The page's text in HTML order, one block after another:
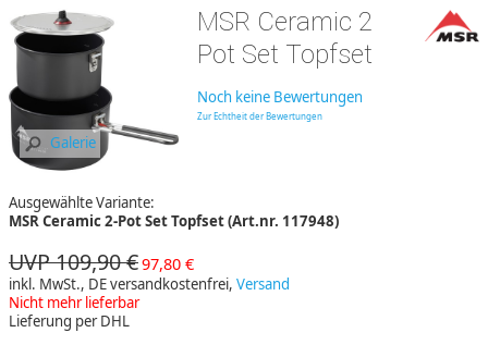
Entdecken
Galerie
MSR Ceramic 2
Pot Set Topfset
Noch keine Bewertungen
Zur Echtheit der Bewertungen
Ausgewählte Variante:
MSR Ceramic 2-Pot Set Topfset (Art.nr. 117948)
UVP 109,90 €97,80 €
inkl. MwSt., DE versandkostenfrei, Versand
Nicht mehr lieferbar
Lieferung per DHL